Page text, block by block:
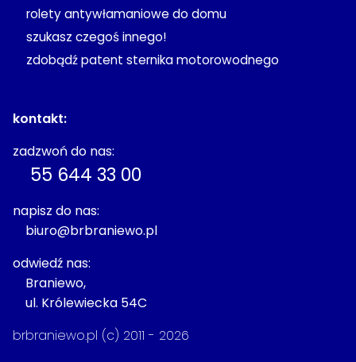
kontakt:
zadzwoń do nas:
55 644 33 00
napisz do nas:
biuro@brbraniewo.pl
odwiedź nas:
Braniewo,
ul. Królewiecka 54C
rolety antywłamaniowe do domu
szukasz czegoś innego!
zdobądź patent sternika motorowodnego
brbraniewo.pl (c) 2011 - 2026